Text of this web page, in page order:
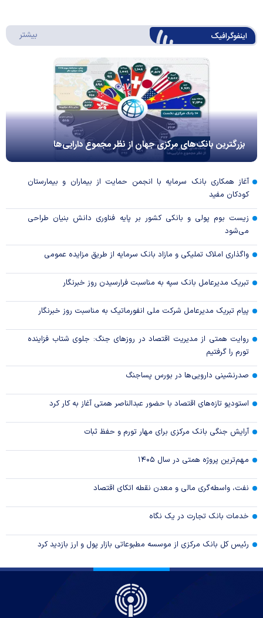
اینفوگرافیک بیشتر
بزرگترین بانک‌های مرکزی جهان از نظر مجموع دارایی‌ها
آغاز همکاری بانک سرمایه با انجمن حمایت از بیماران و بیمارستان
کودکان مفید
زیست بوم پولی و بانکی کشور بر پایه فناوری دانش بنیان طراحی
می‌شود
واگذاری املاک تملیکی و مازاد بانک سرمایه از طریق مزایده عمومی
تبریک مدیرعامل بانک سپه به مناسبت فرارسیدن روز خبرنگار
پیام تبریک مدیرعامل شرکت ملی انفورماتیک به مناسبت روز خبرنگار
روایت همتی از مدیریت اقتصاد در روزهای جنگ: جلوی شتاب فزاینده
تورم را گرفتیم
صدرنشینی دارویی‌ها در بورس پساجنگ
استودیو تازه‌های اقتصاد با حضور عبدالناصر همتی آغاز به کار کرد
آرایش جنگی بانک مرکزی برای مهار تورم و حفظ ثبات
مهم‌ترین پروژه همتی در سال ۱۴۰۵
نفت، واسطه‌گری مالی و معدن نقطه اتکای اقتصاد
خدمات بانک تجارت در یک نگاه
رئیس کل بانک مرکزی از موسسه مطبوعاتی بازار پول و ارز بازدید کرد